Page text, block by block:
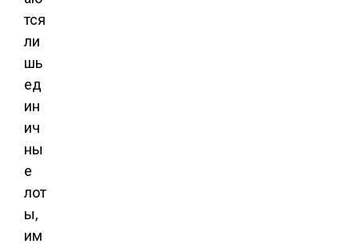
тся
ли
шь
ед
ин
ич
ны
е
лот
ы,
им